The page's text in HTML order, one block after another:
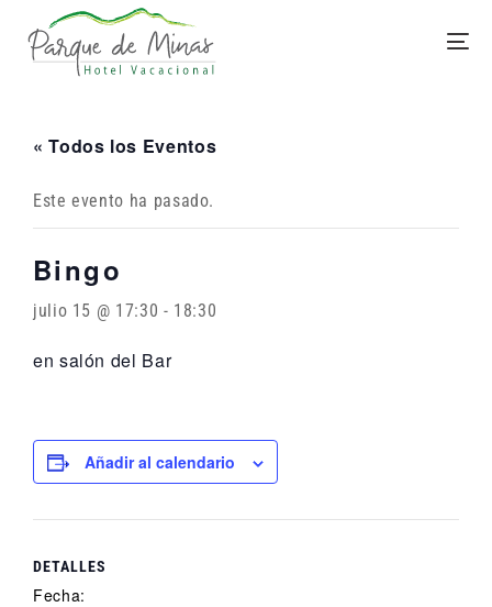
« Todos los Eventos
Este evento ha pasado.
Bingo
julio 15 @ 17:30 - 18:30
en salón del Bar
Añadir al calendario
DETALLES
Fecha: